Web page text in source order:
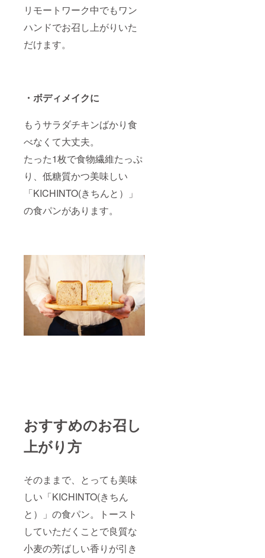
リモートワーク中でもワン
ハンドでお召し上がりいた
だけます。
・ボディメイクに
もうサラダチキンばかり食
べなくて大丈夫。
たった1枚で食物繊維たっぷ
り、低糖質かつ美味しい
「KICHINTO(きちんと）」
の食パンがあります。
おすすめのお召し
上がり方
そのままで、とっても美味
しい「KICHINTO(きちん
と）」の食パン。トースト
していただくことで良質な
小麦の芳ばしい香りが引き